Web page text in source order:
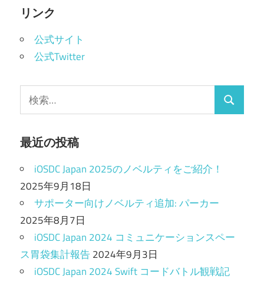
ゲ
ー
シ
ョ
ン
リンク
公式サイト
公式Twitter
索:
検
最近の投稿
iOSDC Japan 2025のノベルティをご紹介！
2025年9月18日
サポーター向けノベルティ追加: パーカー
2025年8月7日
iOSDC Japan 2024 コミュニケーションスペー
ス胃袋集計報告2024年9月3日
iOSDC Japan 2024 Swift コードバトル観戦記